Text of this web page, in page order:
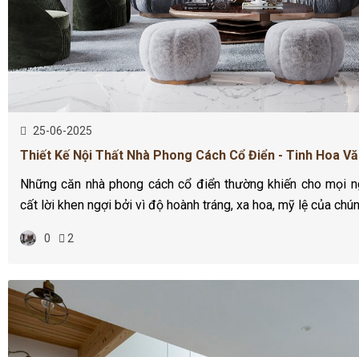
25-06-2025
Thiết Kế Nội Thất Nhà Phong Cách Cổ Điển - Tinh Hoa
Những căn nhà phong cách cổ điển thường khiến cho mọi
cất lời khen ngợi bởi vì độ hoành tráng, xa hoa, mỹ lệ của
0 2